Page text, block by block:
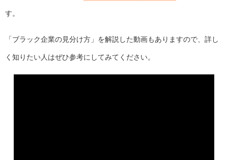
す。
「ブラック企業の見分け方」を解説した動画もありますので、詳し
く知りたい人はぜひ参考にしてみてください。